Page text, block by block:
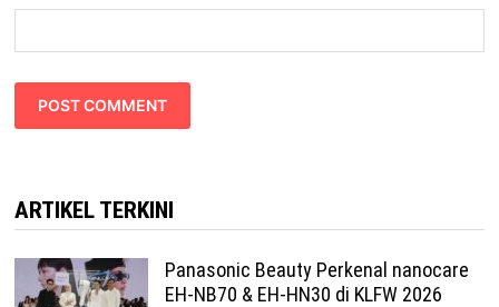
ARTIKEL TERKINI
Panasonic Beauty Perkenal nanocare
EH-NB70 & EH-HN30 di KLFW 2026